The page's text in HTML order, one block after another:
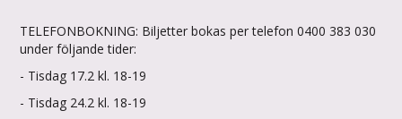
TELEFONBOKNING: Biljetter bokas per telefon 0400 383 030
under följande tider:
- Tisdag 17.2 kl. 18-19
- Tisdag 24.2 kl. 18-19